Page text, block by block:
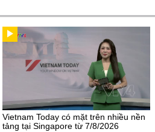
Vietnam Today có mặt trên nhiều nền
tảng tại Singapore từ 7/8/2026